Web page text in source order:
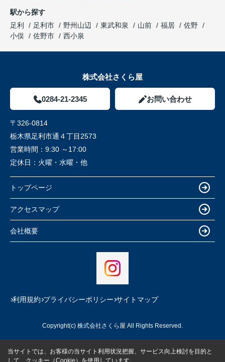
駅から探す
足利
足利市 野州山辺 東武和泉 山前 福居
佐野
小俣
佐野市 西小泉
株式会社さくら屋
0284-21-2345 お問い合わせ
〒326-0814
栃木県足利市通４丁目2573
営業時間： 9:30 ～17:00
定休日： 火曜・水曜・他
トップページ
アクセスマップ
会社概要
利用規約 プライバシーポリシー サイトマップ
Copyright(c) 株式会社さくら屋 All Rights Reserved.
当サイトでは、お客様の当サイト利用状況把握、サービス向上検討を目的と
して、クッキー（Cookie）を使用しています。